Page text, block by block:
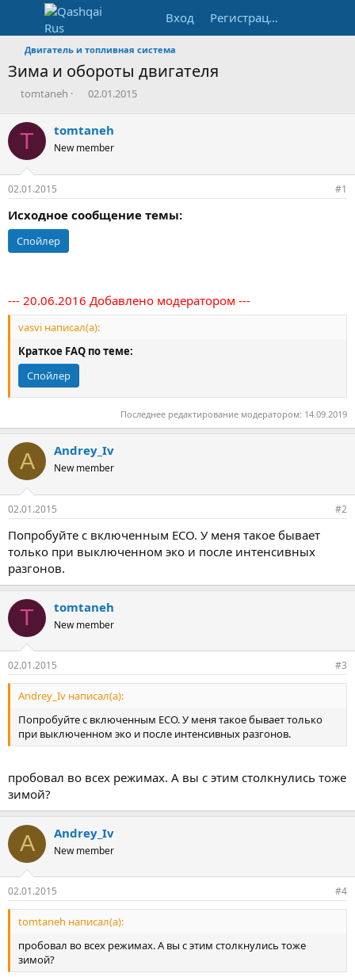
Вход Регистрация
Двигатель и топливная система
Зима и обороты двигателя
А
т
о
р
т
е
м
tomtaneh
Д
а
н
ч
а
02.01.2015
T tomtaneh
New member
02.01.2015 #1
Исходное сообщение темы:
Спойлер
--- 20.06.2016 Добавлено модератором ---
vasvi написал(а):
Краткое FAQ по теме:
Спойлер
Последнее редактирование модератором: 14.09.2019
A Andrey_Iv
New member
02.01.2015 #2
Попробуйте с включенным ECO. У меня такое бывает
только при выключенном эко и после интенсивных
разгонов.
T tomtaneh
New member
02.01.2015 #3
Andrey_Iv написал(а):
Попробуйте с включенным ECO. У меня такое бывает только
при выключенном эко и после интенсивных разгонов.
пробовал во всех режимах. А вы с этим столкнулись тоже
зимой?
A Andrey_Iv
New member
02.01.2015 #4
tomtaneh написал(а):
пробовал во всех режимах. А вы с этим столкнулись тоже
зимой?